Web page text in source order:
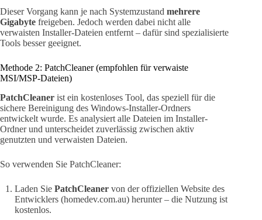
Dieser Vorgang kann je nach Systemzustand mehrere
Gigabyte freigeben. Jedoch werden dabei nicht alle
verwaisten Installer-Dateien entfernt – dafür sind spezialisierte
Tools besser geeignet.
Methode 2: PatchCleaner (empfohlen für verwaiste
MSI/MSP-Dateien)
PatchCleaner ist ein kostenloses Tool, das speziell für die
sichere Bereinigung des Windows-Installer-Ordners
entwickelt wurde. Es analysiert alle Dateien im Installer-
Ordner und unterscheidet zuverlässig zwischen aktiv
genutzten und verwaisten Dateien.
So verwenden Sie PatchCleaner:
Laden Sie PatchCleaner von der offiziellen Website des
Entwicklers (homedev.com.au) herunter – die Nutzung ist
kostenlos.